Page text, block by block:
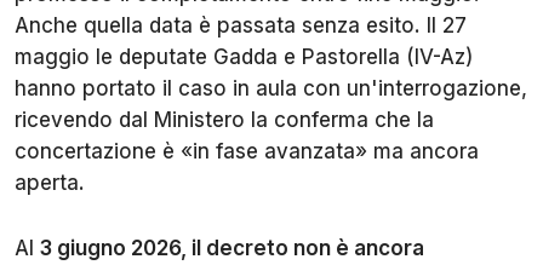
Anche quella data è passata senza esito. Il 27
maggio le deputate Gadda e Pastorella (IV-Az)
hanno portato il caso in aula con un'interrogazione,
ricevendo dal Ministero la conferma che la
concertazione è «in fase avanzata» ma ancora
aperta.
Al 3 giugno 2026, il decreto non è ancora